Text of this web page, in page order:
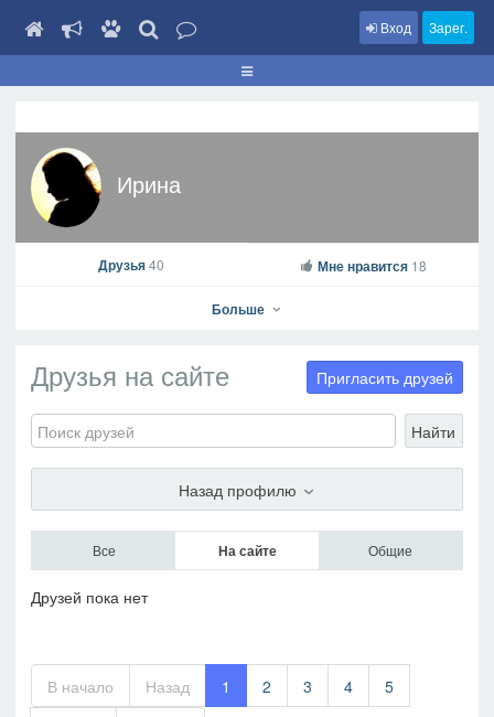
Вход Зарег.
Ирина
Ирина
На профиль
Фото Видео
Друзья40 Мне нравится 18
Больше
Друзья на сайте
Найти
Пригласить друзей
Назад профилю
Все На сайте Общие
Друзей пока нет
В начало Назад 1 2 3 4
5